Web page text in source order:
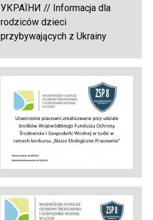
УКРАЇНИ // Informacja dla
rodziców dzieci
przybywających z Ukrainy